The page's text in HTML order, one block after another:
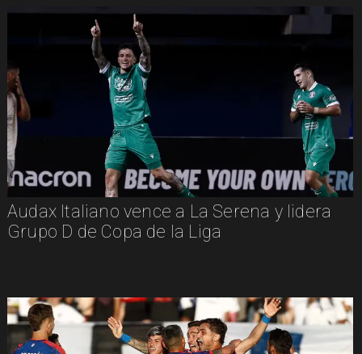
Audax Italiano vence a La Serena y lidera
Grupo D de Copa de la Liga